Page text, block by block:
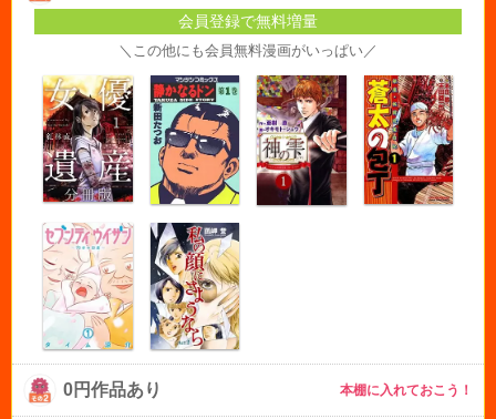
会員登録で無料増量
＼この他にも会員無料漫画がいっぱい／
0円作品あり 本棚に入れておこう！